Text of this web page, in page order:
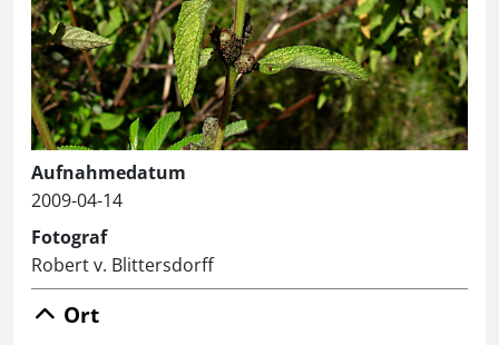
Aufnahmedatum
2009-04-14
Fotograf
Robert v. Blittersdorff
Ort